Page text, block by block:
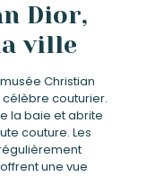
Dior,
ville
Christian
célèbre couturier.
la baie et abrite
couture. Les
une vue